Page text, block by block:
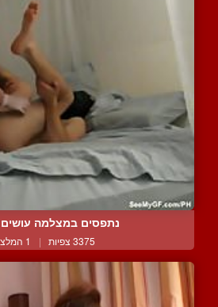
נתפסים במצלמה
3375 צפיות | 1 המלצות